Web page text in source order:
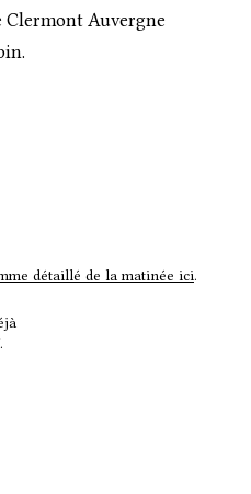
détaillé de la matinée ici.
.
Clermont Auvergne